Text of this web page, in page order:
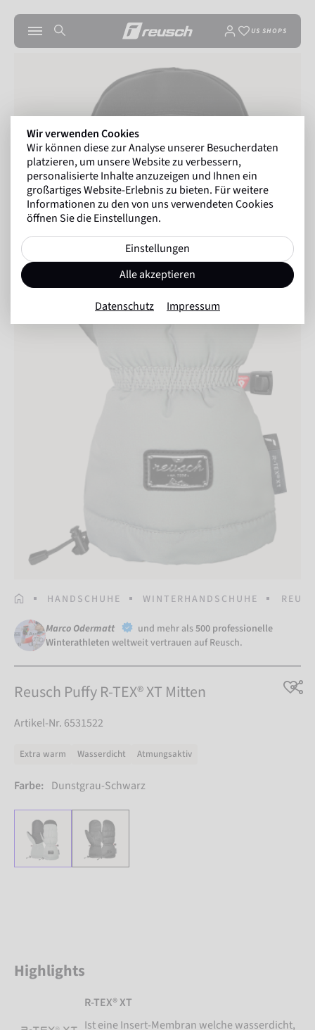
US SHOPS
STARTSEITEHANDSCHUHE WINTERHANDSCHUHE
Marco Odermatt und mehr als500 professionelle
Winterathleten weltweit vertrauen auf Reusch.
Reusch Puffy R-TEX® XT Mitten
Artikel-Nr. 6531522
Extra warm Wasserdicht Atmungsaktiv
Farbe: Dunstgrau-Schwarz
Highlights
R-TEX® XT
Ist eine Insert-Membran welche wasserdicht,
Wir verwenden Cookies
Wir können diese zur Analyse unserer Besucherdaten
platzieren, um unsere Website zu verbessern,
personalisierte Inhalte anzuzeigen und Ihnen ein
großartiges Website-Erlebnis zu bieten. Für weitere
Informationen zu den von uns verwendeten Cookies
öffnen Sie die Einstellungen.
Einstellungen
Alle akzeptieren
Datenschutz Impressum